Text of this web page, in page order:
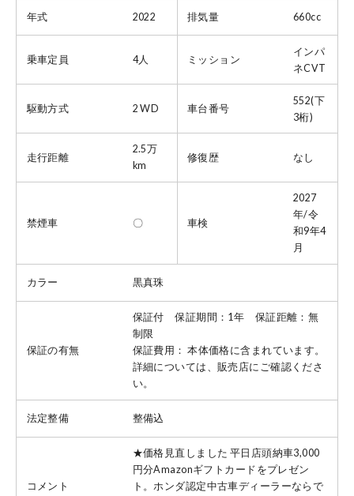
年式 2022 排気量 660cc
乗車定員 4人 ミッション
インパ
ネCVT
駆動方式 2 WD 車台番号
552(下
3桁)
走行距離
2.5万
km
修復歴 なし
禁煙車 〇 車検
2027
年/令
和9年4
月
カラー 黒真珠
保証の有無
保証付 保証期間：1年 保証距離：無
制限
保証費用： 本体価格に含まれています。
詳細については、販売店にご確認くださ
い。
法定整備 整備込
コメント
★価格見直しました 平日店頭納車3,000
円分Amazonギフトカードをプレゼン
ト。ホンダ認定中古車ディーラーならで